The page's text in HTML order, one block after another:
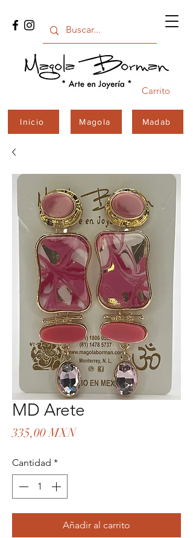
Carrito
Inicio Magola Madab
MD Arete
335,00 MXNPrecio
Cantidad *
Añadir al carrito